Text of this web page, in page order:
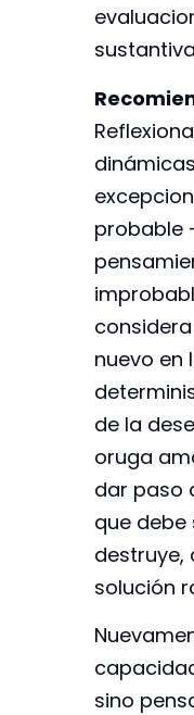
probable
nuevo en
de la
oruga
dar paso
que debe
destruye,
solución
sino